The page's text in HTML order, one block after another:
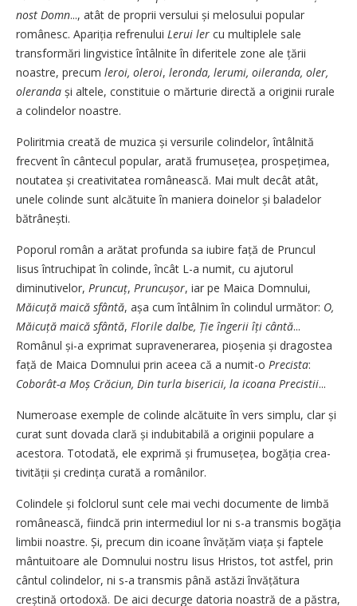
nost Domn..., atât de proprii versului și melosului popular
românesc. Apariția refrenului Lerui ler cu multiplele sale
transformări lingvistice întâlnite în diferitele zone ale țării
noastre, precum leroi, oleroi, leronda, lerumi, oileranda, oler,
oleranda și altele, constituie o mărturie directă a originii rurale
a colindelor noastre.
Poliritmia creată de muzica și versurile colindelor, întâlnită
frecvent în cântecul popular, arată frumusețea, prospețimea,
noutatea și creativitatea românească. Mai mult decât atât,
unele colinde sunt alcătuite în maniera doinelor și baladelor
bătrânești.
Poporul român a arătat profunda sa iubire față de Pruncul
Iisus întruchipat în colinde, încât L-a numit, cu ajutorul
diminutivelor, Pruncuț, Pruncușor, iar pe Maica Domnului,
Măicuță maică sfântă, așa cum întâlnim în colindul următor: O,
Măicuță maică sfântă, Florile dalbe, Ție îngerii îți cântă...
Românul și-a exprimat supravenerarea, pioșenia și dragostea
față de Maica Domnului prin aceea că a numit-o Precista:
Coborât-a Moș Crăciun, Din turla bisericii, la icoana Precistii...
Numeroase exemple de colinde alcătuite în vers simplu, clar și
curat sunt dovada clară și indubitabilă a originii populare a
acestora. Totodată, ele exprimă și frumusețea, bogăția crea­
tivității și credința curată a românilor.
Colindele și folclorul sunt cele mai vechi documente de limbă
românească, fiindcă prin intermediul lor ni s-a transmis bogăţia
limbii noastre. Și, precum din icoane învățăm viața și faptele
mântuitoare ale Domnului nostru Iisus Hristos, tot astfel, prin
cântul colindelor, ni s-a transmis până astăzi învățătura
creștină ortodoxă. De aici decurge datoria noastră de a păstra,